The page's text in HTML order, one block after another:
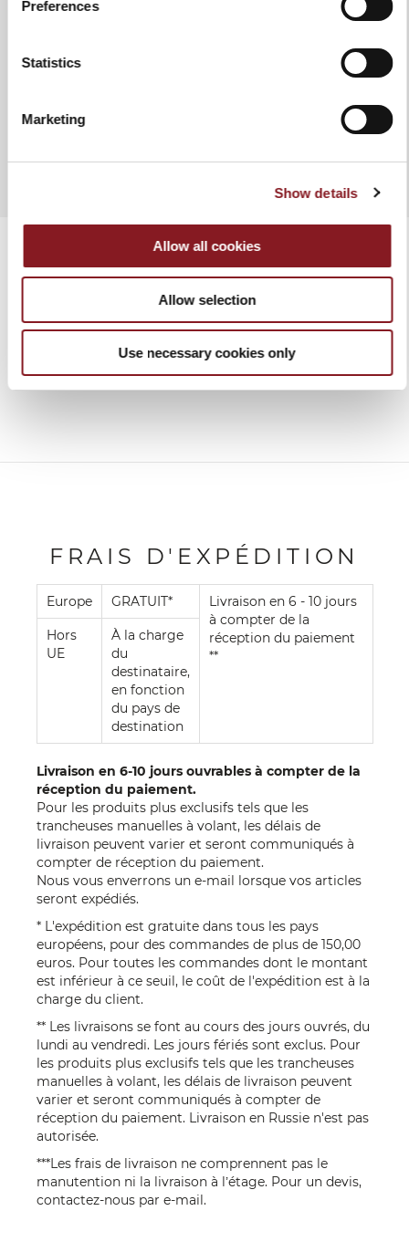
Preferences
Statistics
Marketing
Show details
Allow all cookies
Allow selection
Use necessary cookies only
de tissus ou d'éponges abrasifs.
AJOUTER AU COMPARATEUR
PRODUITS APPARENTÉS
FRAIS D'EXPÉDITION
Europe GRATUIT*
Livraison en 6 - 10 jours
à compter de la
réception du paiement
**
Hors
UE
À la charge
du
destinataire,
en fonction
du pays de
destination
Livraison en 6-10 jours ouvrables à compter de la
réception du paiement.
Pour les produits plus exclusifs tels que les
trancheuses manuelles à volant, les délais de
livraison peuvent varier et seront communiqués à
compter de réception du paiement.
Nous vous enverrons un e-mail lorsque vos articles
seront expédiés.
* L'expédition est gratuite dans tous les pays
européens, pour des commandes de plus de 150,00
euros. Pour toutes les commandes dont le montant
est inférieur à ce seuil, le coût de l'expédition est à la
charge du client.
** Les livraisons se font au cours des jours ouvrés, du
lundi au vendredi. Les jours fériés sont exclus. Pour
les produits plus exclusifs tels que les trancheuses
manuelles à volant, les délais de livraison peuvent
varier et seront communiqués à compter de
réception du paiement. Livraison en Russie n'est pas
autorisée.
***Les frais de livraison ne comprennent pas le
manutention ni la livraison à l’étage. Pour un devis,
contactez-nous par e-mail.